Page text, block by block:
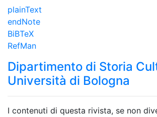
plainText
endNote
BiBTeX
RefMan
Dipartimento di Storia
Università di Bologna
I contenuti di questa rivista, se non